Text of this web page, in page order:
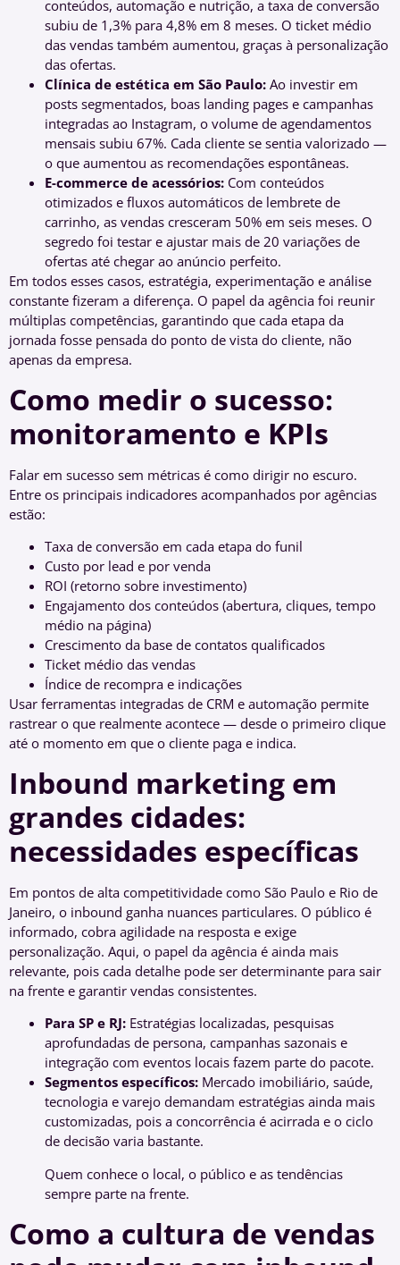
conteúdos, automação e nutrição, a taxa de conversão
subiu de 1,3% para 4,8% em 8 meses. O ticket médio
das vendas também aumentou, graças à personalização
das ofertas.
Clínica de estética em São Paulo: Ao investir em
posts segmentados, boas landing pages e campanhas
integradas ao Instagram, o volume de agendamentos
mensais subiu 67%. Cada cliente se sentia valorizado —
o que aumentou as recomendações espontâneas.
E-commerce de acessórios: Com conteúdos
otimizados e fluxos automáticos de lembrete de
carrinho, as vendas cresceram 50% em seis meses. O
segredo foi testar e ajustar mais de 20 variações de
ofertas até chegar ao anúncio perfeito.
Em todos esses casos, estratégia, experimentação e análise
constante fizeram a diferença. O papel da agência foi reunir
múltiplas competências, garantindo que cada etapa da
jornada fosse pensada do ponto de vista do cliente, não
apenas da empresa.
Como medir o sucesso:
monitoramento e KPIs
Falar em sucesso sem métricas é como dirigir no escuro.
Entre os principais indicadores acompanhados por agências
estão:
Taxa de conversão em cada etapa do funil
Custo por lead e por venda
ROI (retorno sobre investimento)
Engajamento dos conteúdos (abertura, cliques, tempo
médio na página)
Crescimento da base de contatos qualificados
Ticket médio das vendas
Índice de recompra e indicações
Usar ferramentas integradas de CRM e automação permite
rastrear o que realmente acontece — desde o primeiro clique
até o momento em que o cliente paga e indica.
Inbound marketing em
grandes cidades:
necessidades específicas
Em pontos de alta competitividade como São Paulo e Rio de
Janeiro, o inbound ganha nuances particulares. O público é
informado, cobra agilidade na resposta e exige
personalização. Aqui, o papel da agência é ainda mais
relevante, pois cada detalhe pode ser determinante para sair
na frente e garantir vendas consistentes.
Para SP e RJ: Estratégias localizadas, pesquisas
aprofundadas de persona, campanhas sazonais e
integração com eventos locais fazem parte do pacote.
Segmentos específicos: Mercado imobiliário, saúde,
tecnologia e varejo demandam estratégias ainda mais
customizadas, pois a concorrência é acirrada e o ciclo
de decisão varia bastante.
Quem conhece o local, o público e as tendências
sempre parte na frente.
Como a cultura de vendas